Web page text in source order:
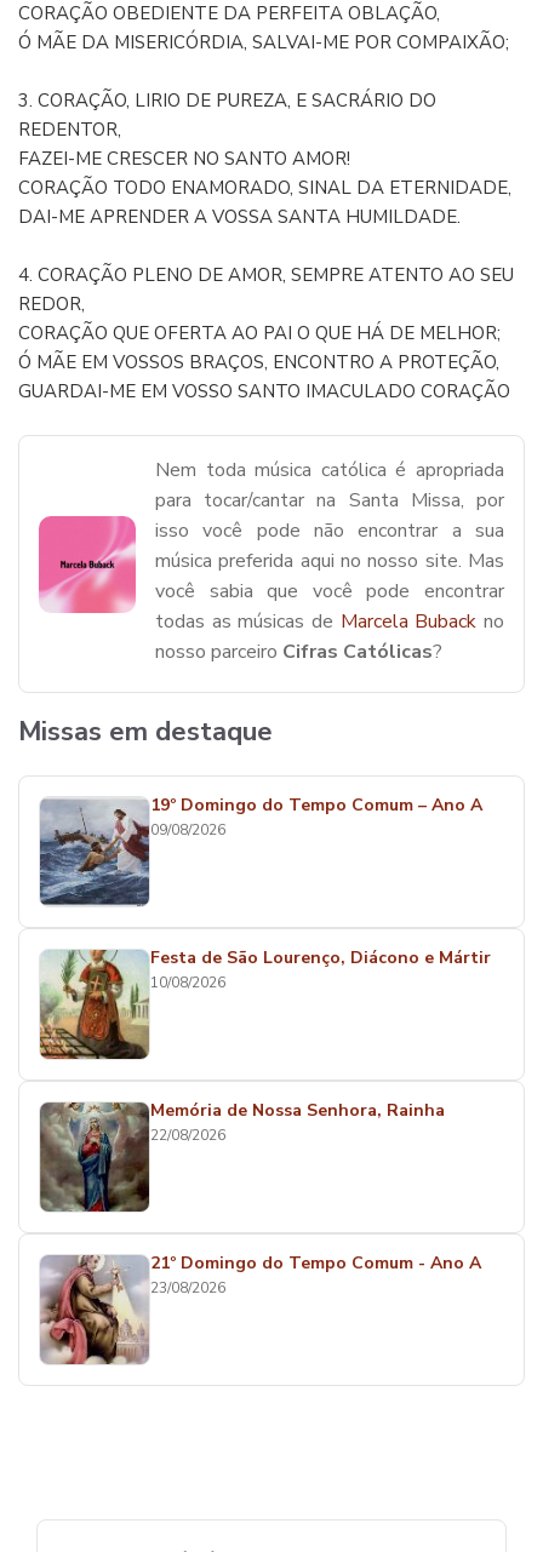
CORAÇÃO OBEDIENTE DA PERFEITA OBLAÇÃO,
Ó MÃE DA MISERICÓRDIA, SALVAI-ME POR COMPAIXÃO;
3. CORAÇÃO, LIRIO DE PUREZA, E SACRÁRIO DO
REDENTOR,
FAZEI-ME CRESCER NO SANTO AMOR!
CORAÇÃO TODO ENAMORADO, SINAL DA ETERNIDADE,
DAI-ME APRENDER A VOSSA SANTA HUMILDADE.
4. CORAÇÃO PLENO DE AMOR, SEMPRE ATENTO AO SEU
REDOR,
CORAÇÃO QUE OFERTA AO PAI O QUE HÁ DE MELHOR;
Ó MÃE EM VOSSOS BRAÇOS, ENCONTRO A PROTEÇÃO,
GUARDAI-ME EM VOSSO SANTO IMACULADO CORAÇÃO
Nem toda música católica é apropriada
para tocar/cantar na Santa Missa, por
isso você pode não encontrar a sua
música preferida aqui no nosso site. Mas
você sabia que você pode encontrar
todas as músicas de Marcela Buback no
nosso parceiro Cifras Católicas?
Missas em destaque
19º Domingo do Tempo Comum – Ano A
09/08/2026
Festa de São Lourenço, Diácono e Mártir
10/08/2026
Memória de Nossa Senhora, Rainha
22/08/2026
21º Domingo do Tempo Comum - Ano A
23/08/2026